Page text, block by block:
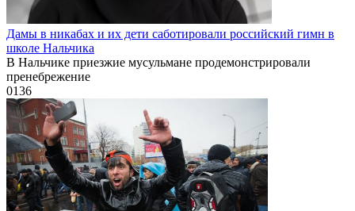
Дамы в никабах и их дети саботировали российский гимн в
школе Нальчика
В Нальчике приезжие мусульмане продемонстрировали
пренебрежение
0136